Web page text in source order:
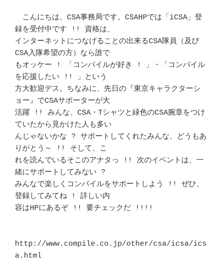
こんにちは。CSA事務局です。CSAHPでは「iCSA」登
録を受付中です !! 資格は、
インターネットにつなげることの出来るCSA隊員（及び
CSA入隊希望の方）なら誰で
もオッケー ! 「コンパイルが好き ! 」・「コンパイル
を応援したい !! 」という
方大歓迎デス。ちなみに、先日の『東京キャラクターシ
ョー』でCSAサポーターが大
活躍 !! みんな、CSA・Tシャツと緑色のCSA腕章をつけ
ていたから見かけた人も多い
んじゃないかな ? サポートしてくれたみんな、どうもあ
りがとう～ !! そして、こ
れを読んでいるそこのアナタっ !! 次のイベントは、一
緒にサポートしてみない ?
みんなで楽しくコンパイルをサポートしよう !! ぜひ、
登録してみてね ! 詳しい内
容はHPにあるぞ !! 要チェックだ !!!!
http://www.compile.co.jp/other/csa/icsa/ics
a.html